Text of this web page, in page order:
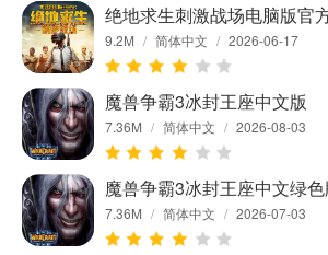
绝地求生刺激战场电脑版官
9.2M / 简体中文 / 2026-06-17
魔兽争霸3冰封王座中文版
7.36M / 简体中文 / 2026-08-03
魔兽争霸3冰封王座中文绿色
7.36M / 简体中文 / 2026-07-03